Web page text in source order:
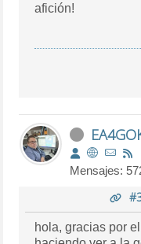
afición!
Mensajes:
hola, gracias por